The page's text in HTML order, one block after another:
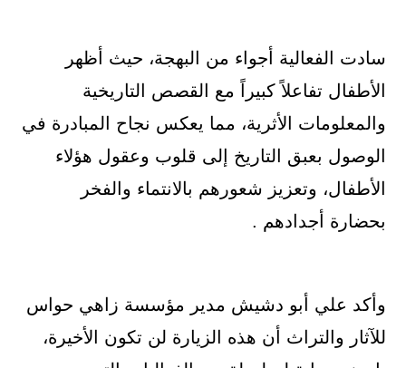
سادت الفعالية أجواء من البهجة، حيث أظهر
الأطفال تفاعلاً كبيراً مع القصص التاريخية
والمعلومات الأثرية، مما يعكس نجاح المبادرة في
الوصول بعبق التاريخ إلى قلوب وعقول هؤلاء
الأطفال، وتعزيز شعورهم بالانتماء والفخر
بحضارة أجدادهم .
وأكد علي أبو دشيش مدير مؤسسة زاهي حواس
للآثار والتراث أن هذه الزيارة لن تكون الأخيرة،